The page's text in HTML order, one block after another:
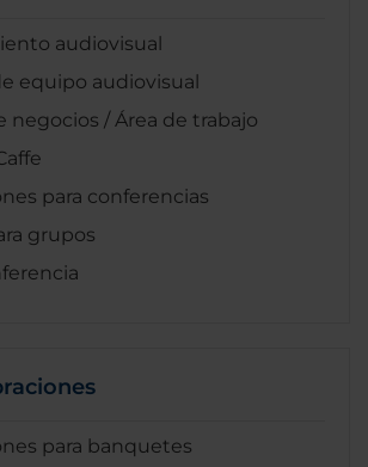
audiovisual
equipo audiovisual
negocios / Área de trabajo
para conferencias
grupos
para banquetes